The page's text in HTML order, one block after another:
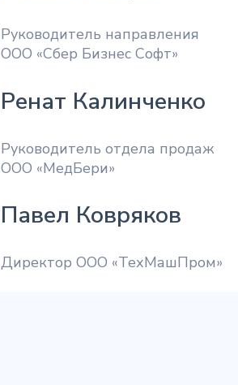
Руководитель направления
ООО «Сбер Бизнес Софт»
Ренат Калинченко
Руководитель отдела продаж
ООО «МедБери»
Павел Ковряков
Директор ООО «ТехМашПром»